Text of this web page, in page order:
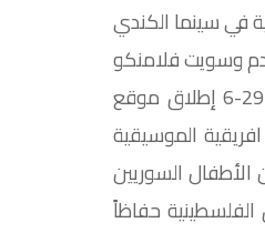
السينما الإيرانية في سينما الكندي
وسويت فلامنكو
على خشبة دار الأوبرا السورية . 26-6 إقامة ملتقى إدراج الثقافة في التنمية المحلية . 29-6 إطلاق موقع
سويتو الجنوب افريقية الموسيقية
دمشق وحلب . 6-7 تأسيس فرقة من الأطفال السوريين
والوثائق الفلسطينية حفاظاً